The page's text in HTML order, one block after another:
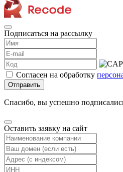
Подписаться на рассылку
Согласен на обработку
Отправить
Спасибо, вы успешно
Оставить заявку на сайт